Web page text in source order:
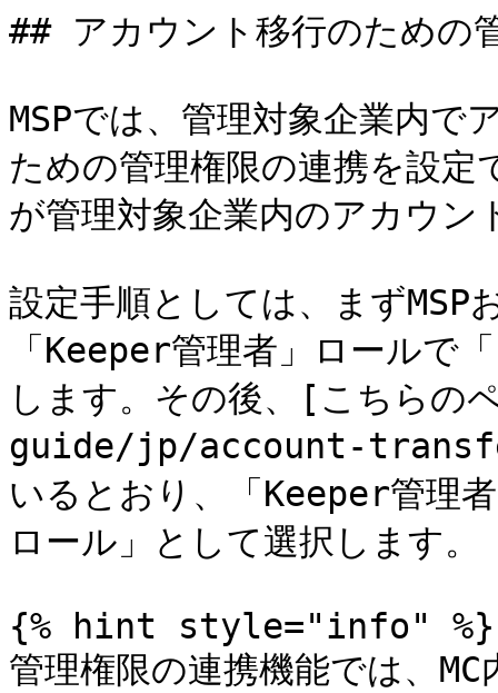
## アカウント移行のための
MSPでは、管理対象企業内
ための管理権限の連携を設定
が管理対象企業内のアカウ
設定手順としては、まずMSP
「Keeper管理者」ロールで
します。その後、[こちら
guide/jp/account-
いるとおり、「Keeper管理
ロール」として選択します。
{% hint style="info" %}
管理権限の連携機能では、